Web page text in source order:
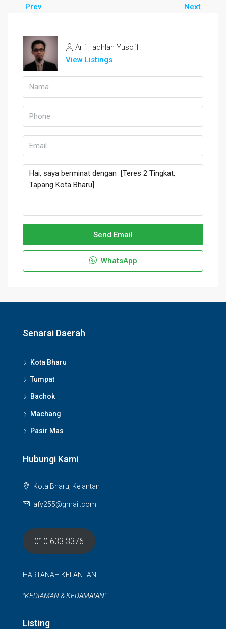
Prev Next
Arif Fadhlan Yusoff
View Listings
Send Email
WhatsApp
Senarai Daerah
Kota Bharu
Tumpat
Bachok
Machang
Pasir Mas
Hubungi Kami
Kota Bharu, Kelantan
afy255@gmail.com
010 633 3376
HARTANAH KELANTAN
"KEDIAMAN & KEDAMAIAN"
Listing